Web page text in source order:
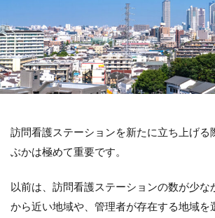
訪問看護ステーションを新たに立ち上げる
ぶかは極めて重要です。
以前は、訪問看護ステーションの数が少な
から近い地域や、管理者が存在する地域を